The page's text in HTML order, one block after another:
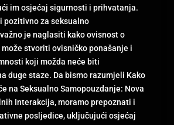
im osjećaj sigurnosti i prihvatanja.
pozitivno za seksualno
je naglasiti kako ovisnost o
stvoriti ovisničko ponašanje i
koji možda neće biti
duge staze. Da bismo razumjeli Kako
na Seksualno Samopouzdanje: Nova
Interakcija, moramo prepoznati i
posljedice, uključujući osjećaj